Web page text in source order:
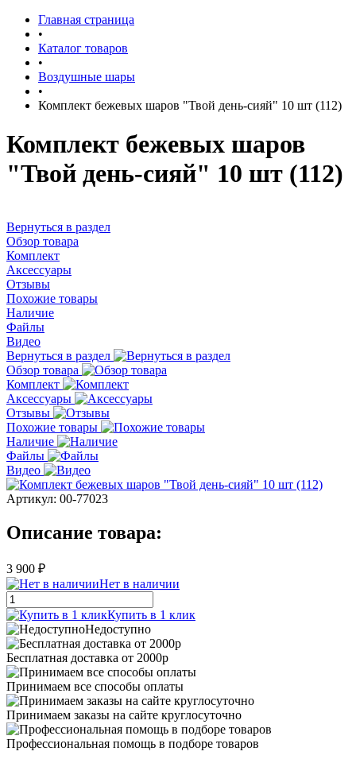
Главная страница
•
Каталог товаров
•
Воздушные шары
•
Комплект бежевых шаров "Твой день-сияй" 10 шт (112)
Комплект бежевых шаров
"Твой день-сияй" 10 шт (112)
Вернуться в раздел
Обзор товара
Комплект
Аксессуары
Отзывы
Похожие товары
Наличие
Файлы
Видео
Вернуться в раздел
Обзор товара
Комплект
Аксессуары
Отзывы
Похожие товары
Наличие
Файлы
Видео
Артикул: 00-77023
Описание товара:
3 900 ₽
Нет в наличии
Купить в 1 клик
Недоступно
Бесплатная доставка от 2000р
Принимаем все способы оплаты
Принимаем заказы на сайте круглосуточно
Профессиональная помощь в подборе товаров